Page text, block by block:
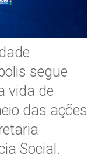
segue
vida de
das ações
Social.